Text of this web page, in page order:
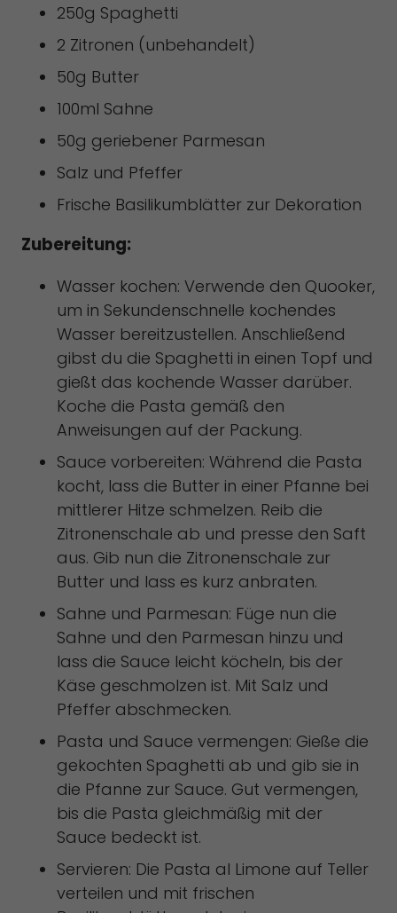
250g Spaghetti
2 Zitronen (unbehandelt)
50g Butter
100ml Sahne
50g geriebener Parmesan
Salz und Pfeffer
Frische Basilikumblätter zur Dekoration
Zubereitung:
Wasser kochen: Verwende den Quooker,
um in Sekundenschnelle kochendes
Wasser bereitzustellen. Anschließend
gibst du die Spaghetti in einen Topf und
gießt das kochende Wasser darüber.
Koche die Pasta gemäß den
Anweisungen auf der Packung.
Sauce vorbereiten: Während die Pasta
kocht, lass die Butter in einer Pfanne bei
mittlerer Hitze schmelzen. Reib die
Zitronenschale ab und presse den Saft
aus. Gib nun die Zitronenschale zur
Butter und lass es kurz anbraten.
Sahne und Parmesan: Füge nun die
Sahne und den Parmesan hinzu und
lass die Sauce leicht köcheln, bis der
Käse geschmolzen ist. Mit Salz und
Pfeffer abschmecken.
Pasta und Sauce vermengen: Gieße die
gekochten Spaghetti ab und gib sie in
die Pfanne zur Sauce. Gut vermengen,
bis die Pasta gleichmäßig mit der
Sauce bedeckt ist.
Servieren: Die Pasta al Limone auf Teller
verteilen und mit frischen